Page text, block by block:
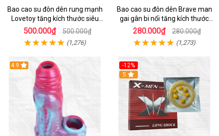
Bao cao su đôn dên rung mạnh
Lovetoy tăng kích thước siêu
phê
500.000₫ 500.000₫
(1,276)
Bao cao su đôn dên Brave man
gai gân bi nổi tăng kích thước
kéo dài thời gian
280.000₫ 280.000₫
(1,273)
4.9
-12%
Hot
5